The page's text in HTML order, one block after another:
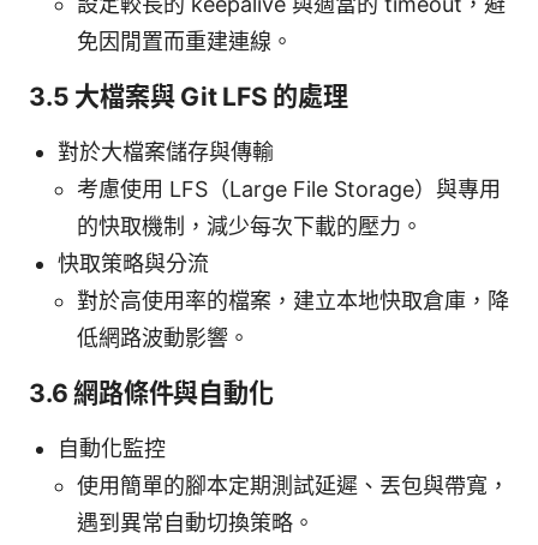
免因閒置而重建連線。
3.5 大檔案與 Git LFS 的處理
對於大檔案儲存與傳輸
考慮使用 LFS（Large File Storage）與專用
的快取機制，減少每次下載的壓力。
快取策略與分流
對於高使用率的檔案，建立本地快取倉庫，降
低網路波動影響。
3.6 網路條件與自動化
自動化監控
使用簡單的腳本定期測試延遲、丟包與帶寬，
遇到異常自動切換策略。